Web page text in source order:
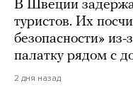
В Швеции
туристов. Их
безопасности» из-
палатку рядом с
2 дня назад